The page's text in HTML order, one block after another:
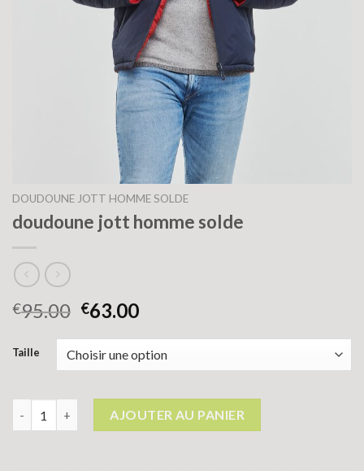
DOUDOUNE JOTT HOMME SOLDE
doudoune jott homme solde
€95.00 €63.00
Taille
AJOUTER AU PANIER